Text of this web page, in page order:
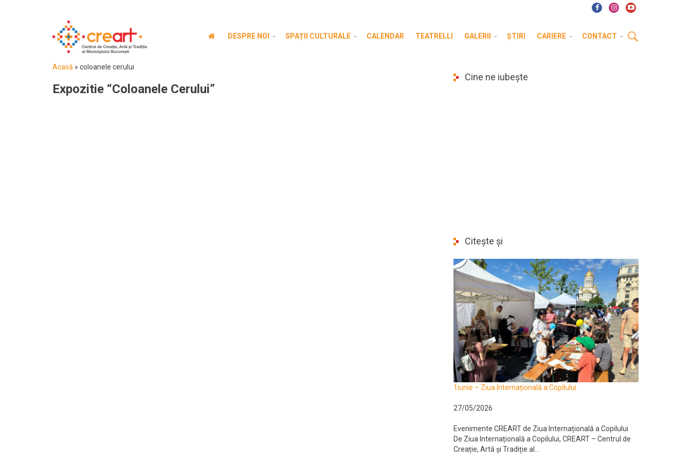
DESPRE NOI SPAȚII CULTURALE CALENDAR TEATRELLI GALERII ȘTIRI CARIERE CONTACT
Acasă » coloanele cerului
Expozitie “Coloanele Cerului”
Cine ne iubește
Citește și
1iunie – Ziua Internațională a Copilului
27/05/2026
Evenimente CREART de Ziua Internațională a Copilului
De Ziua Internațională a Copilului, CREART – Centrul de
Creație, Artă și Tradiție al...